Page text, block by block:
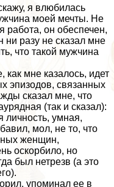
я влюбилась
моей мечты. Не
работа, он обеспечен,
ни разу не сказал мне
что такой мужчина
мне казалось, идет
эпизодов, связанных
сказал мне, что
(так и сказал):
личность, умная,
мол, не то, что
женщин,
оскорбило, но
был нетрезв (а это
упоминал ее в